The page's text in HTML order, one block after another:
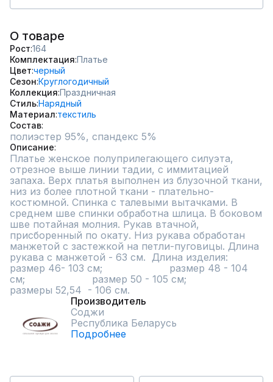
О товаре
Рост 164
Комплектация Платье
Цвет черный
Сезон Круглогодичный
Коллекция Праздничная
СтильНарядный
Материал текстиль
Состав
полиэстер 95%, спандекс 5%
Описание
Платье женское полуприлегающего силуэта,
отрезное выше линии тадии, с иммитацией
запаха. Верх платья выполнен из блузочной ткани,
низ из более плотной ткани - плательно-
костюмной. Спинка с талевыми вытачками. В
среднем шве спинки обработна шлица. В боковом
шве потайная молния. Рукав втачной,
присборенный по окату. Низ рукава обработан
манжетой с застежкой на петли-пуговицы. Длина
рукава с манжетой - 63 см.  Длина изделия:
размер 46- 103 см;                      размер 48 - 104
см;                      размер 50 - 105 см;
размеры 52,54  - 106 см.
Производитель
Соджи
Республика Беларусь
Подробнее